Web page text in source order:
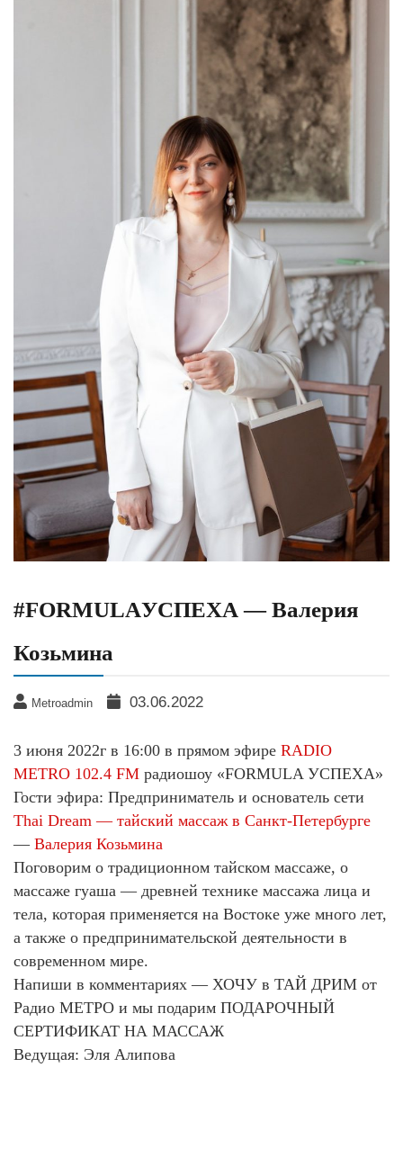
#FORMULAУСПЕХА — Валерия
Козьмина
Metroadmin 03.06.2022
3 июня 2022г в 16:00 в прямом эфире RADIO
METRO 102.4 FM радиошоу «FORMULA УСПЕХА»
Гости эфира: Предприниматель и основатель сети
Thai Dream — тайский массаж в Санкт-Петербурге
— Валерия Козьмина
Поговорим о традиционном тайском массаже, о
массаже гуаша — древней технике массажа лица и
тела, которая применяется на Востоке уже много лет,
а также о предпринимательской деятельности в
современном мире.
Напиши в комментариях — ХОЧУ в ТАЙ ДРИМ от
Радио МЕТРО и мы подарим ПОДАРОЧНЫЙ
СЕРТИФИКАТ НА МАССАЖ
Ведущая: Эля Алипова